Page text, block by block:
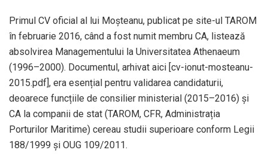
Primul CV oficial al lui Moșteanu, publicat pe site-ul TAROM
în februarie 2016, când a fost numit membru CA, listează
absolvirea Managementului la Universitatea Athenaeum
(1996–2000). Documentul, arhivat aici [cv-ionut-mosteanu-
2015.pdf], era esențial pentru validarea candidaturii,
deoarece funcțiile de consilier ministerial (2015–2016) și
CA la companii de stat (TAROM, CFR, Administrația
Porturilor Maritime) cereau studii superioare conform Legii
188/1999 și OUG 109/2011.